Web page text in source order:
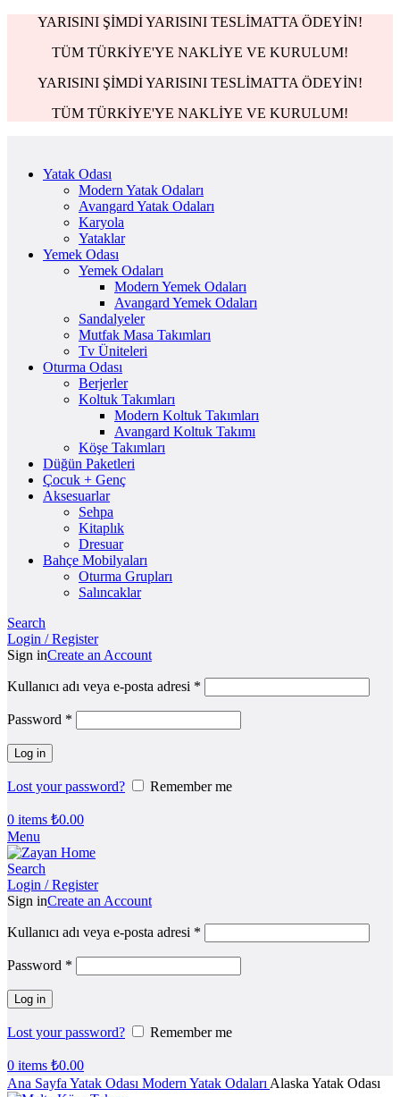
YARISINI ŞİMDİ YARISINI TESLİMATTA ÖDEYİN!
TÜM TÜRKİYE'YE NAKLİYE VE KURULUM!
YARISINI ŞİMDİ YARISINI TESLİMATTA ÖDEYİN!
TÜM TÜRKİYE'YE NAKLİYE VE KURULUM!
Yatak Odası
Modern Yatak Odaları
Avangard Yatak Odaları
Karyola
Yataklar
Yemek Odası
Yemek Odaları
Modern Yemek Odaları
Avangard Yemek Odaları
Sandalyeler
Mutfak Masa Takımları
Tv Üniteleri
Oturma Odası
Berjerler
Koltuk Takımları
Modern Koltuk Takımları
Avangard Koltuk Takımı
Köşe Takımları
Düğün Paketleri
Çocuk + Genç
Aksesuarlar
Sehpa
Kitaplık
Dresuar
Bahçe Mobilyaları
Oturma Grupları
Salıncaklar
Search
Login / Register
Sign inCreate an Account
Kullanıcı adı veya e-posta adresi *
Password *
Log in
Lost your password? Remember me
0 items ₺0.00
Menu
Search
Login / Register
Sign inCreate an Account
Kullanıcı adı veya e-posta adresi *
Password *
Log in
Lost your password? Remember me
0 items ₺0.00
Ana Sayfa Yatak Odası Modern Yatak Odaları Alaska Yatak Odası